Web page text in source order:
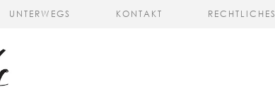
UNTERWEGS KONTAKT RECHTLICHES